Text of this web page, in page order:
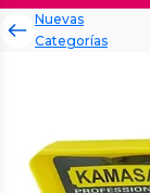
Nuevas
Categorías